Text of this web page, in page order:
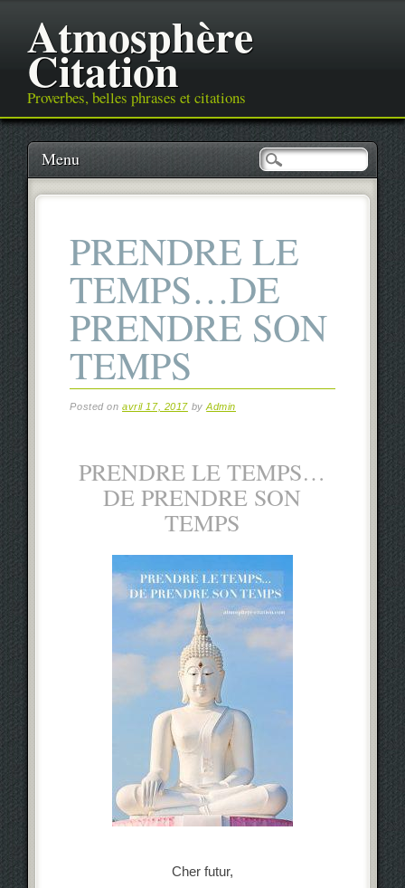
Atmosphère
Citation
Proverbes, belles phrases et citations
Main menu
Skip
content
Menu
PRENDRE LE
TEMPS…DE
PRENDRE SON
TEMPS
Posted onavril 17, 2017 byAdmin
PRENDRE LE TEMPS…
DE PRENDRE SON
TEMPS
Cher futur,